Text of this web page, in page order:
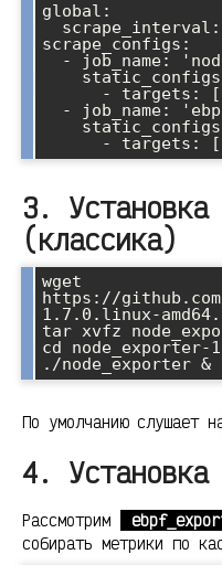
global:
scrape_configs:
3.
(классика)
wget
https://
1.7.0.linux-
tar xvfz
cd node_exporter-
По умолчанию слушает
4. Установка
Рассмотрим
собирать метрики по